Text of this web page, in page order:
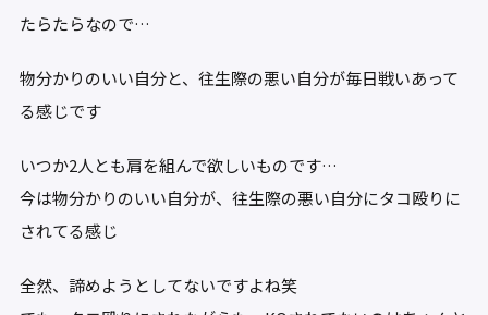
たらたらなので…
物分かりのいい自分と、往生際の悪い自分が毎日戦いあって
る感じです
いつか2人とも肩を組んで欲しいものです…
今は物分かりのいい自分が、往生際の悪い自分にタコ殴りに
されてる感じ
全然、諦めようとしてないですよね笑